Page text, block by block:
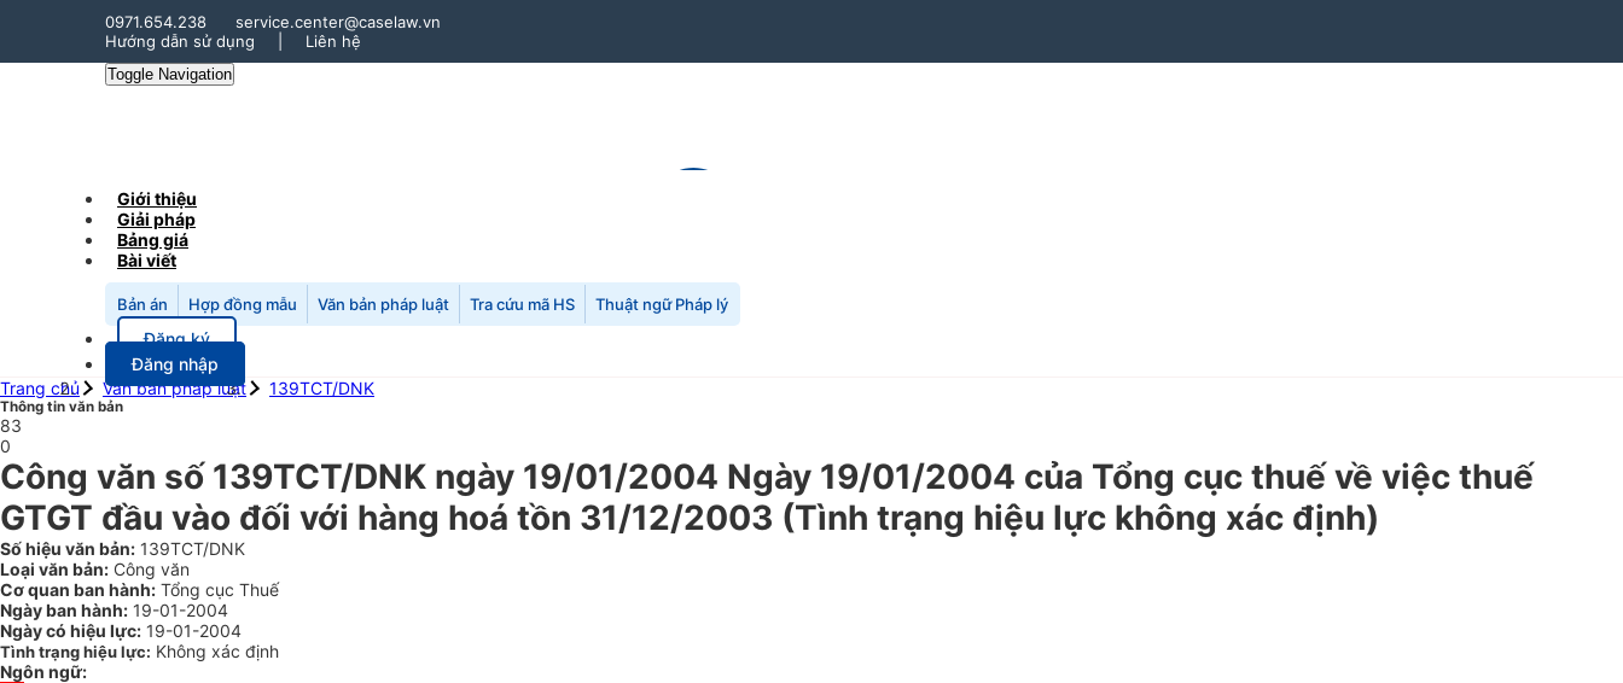
0971.654.238
service.center@caselaw.vn
Hướng dẫn sử dụng
Liên hệ
Toggle Navigation
Giới thiệu
Giải pháp
Bảng giá
Bài viết
Bản án Hợp đồng mẫu Văn bản pháp luật Tra cứu mã HS Thuật ngữ Pháp lý
Đăng ký
Đăng nhập
Trang chủ
Văn bản pháp luật 139TCT/DNK
Thông tin văn bản
83
0
Công văn số 139TCT/DNK ngày 19/01/2004 Ngày 19/01/2004 của Tổng cục thuế về việc thuế
GTGT đầu vào đối với hàng hoá tồn 31/12/2003 (Tình trạng hiệu lực không xác định)
Số hiệu văn bản: 139TCT/DNK
Loại văn bản: Công văn
Cơ quan ban hành: Tổng cục Thuế
Ngày ban hành: 19-01-2004
Ngày có hiệu lực: 19-01-2004
Tình trạng hiệu lực: Không xác định
Ngôn ngữ: